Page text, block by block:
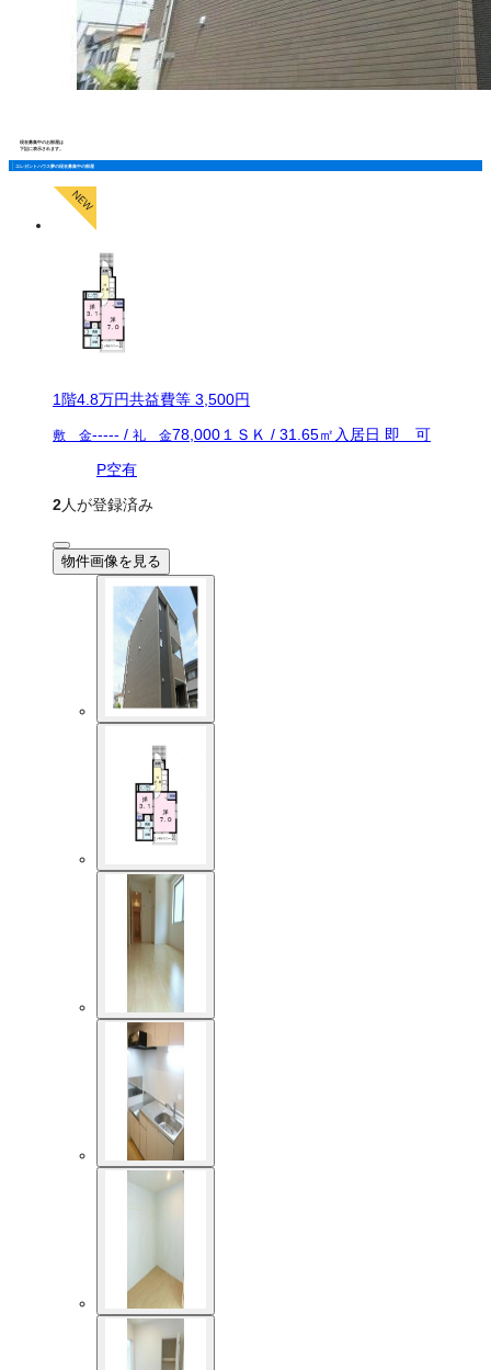
現在募集中のお部屋は
下記に表示されます。
エレガントハウス夢の現在募集中の部屋
1階4.8万円共益費等 3,500円
敷 金----- / 礼 金78,000１ＳＫ / 31.65㎡ 入居日 即 可
P空有
2人が登録済み
物件画像を見る